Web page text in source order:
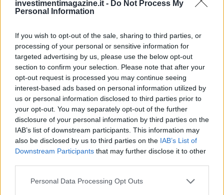
investimentimagazine.it - Do Not Process My
Personal Information
If you wish to opt-out of the sale, sharing to third parties, or
processing of your personal or sensitive information for
targeted advertising by us, please use the below opt-out
section to confirm your selection. Please note that after your
opt-out request is processed you may continue seeing
interest-based ads based on personal information utilized by
us or personal information disclosed to third parties prior to
your opt-out. You may separately opt-out of the further
disclosure of your personal information by third parties on the
IAB’s list of downstream participants. This information may
also be disclosed by us to third parties on the IAB’s List of
Downstream Participants that may further disclose it to other
Please note that this website/app uses one or more Google
Personal Data Processing Opt Outs
Andrea Innocenti · 6 Ago 2026